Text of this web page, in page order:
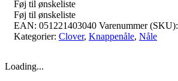
Føj til ønskeliste
Føj til ønskeliste
EAN: 051221403040 Varenummer (SKU):
Kategorier: Clover, Knappenåle, Nåle
Loading...